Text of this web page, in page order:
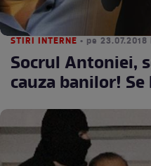
STIRI INTERNE • pe
Socrul Antoniei,
cauza banilor!